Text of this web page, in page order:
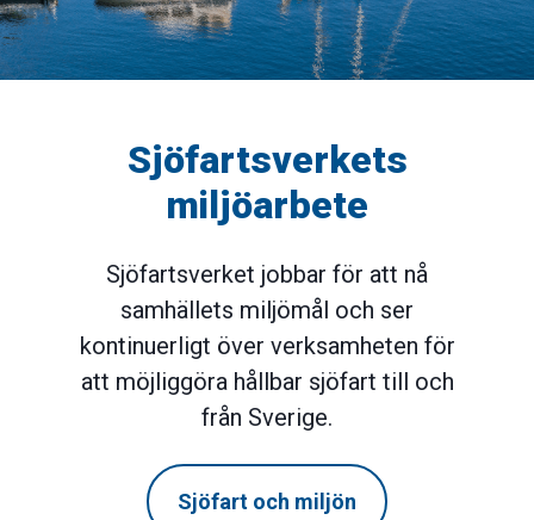
Sjöfartsverkets
miljöarbete
Sjöfartsverket jobbar för att nå
samhällets miljömål och ser
kontinuerligt över verksamheten för
att möjliggöra hållbar sjöfart till och
från Sverige.
Sjöfart och miljön